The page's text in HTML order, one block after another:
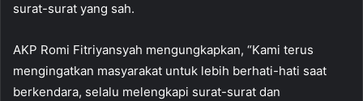
surat-surat yang sah.
AKP Romi Fitriyansyah mengungkapkan, “Kami terus
mengingatkan masyarakat untuk lebih berhati-hati saat
berkendara, selalu melengkapi surat-surat dan